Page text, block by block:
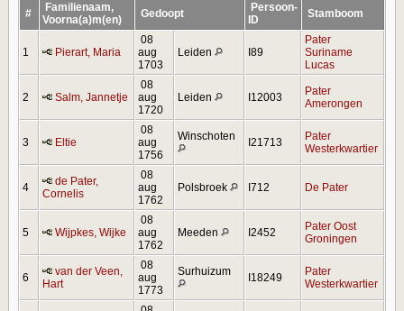
#
Familienaam,
Voorna(a)m(en)
Gedoopt
Persoon-
ID
Stamboom
1 Pierart, Maria
08
aug
1703
Leiden I89
Pater
Suriname
Lucas
2 Salm, Jannetje
08
aug
1720
Leiden I12003
Pater
Amerongen
3 Eltie
08
aug
1756
Winschoten I21713
Pater
Westerkwartier
4
de Pater,
Cornelis
08
aug
1762
Polsbroek I712 De Pater
5 Wijpkes, Wijke
08
aug
1762
Meeden I2452
Pater Oost
Groningen
6
van der Veen,
Hart
08
aug
1773
Surhuizum I18249
Pater
Westerkwartier